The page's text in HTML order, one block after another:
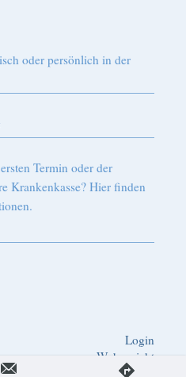
oder persönlich in der
Termin oder der
Krankenkasse? Hier finden
Login
Webansicht